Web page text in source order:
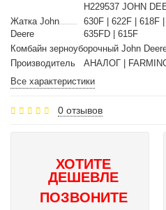
H229537 JOHN
Жатка John
Deere
630F | 622F | 618F
635FD | 615F
Комбайн зерноуборочный John
Производитель
АНАЛОГ |
Все характеристики
0 отзывов
ХОТИТЕ
ДЕШЕВЛЕ
ПОЗВОНИТЕ